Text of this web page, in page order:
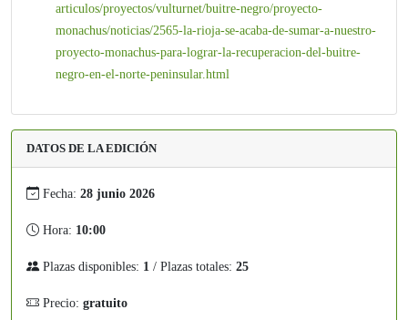
articulos/proyectos/vulturnet/buitre-negro/proyecto-
monachus/noticias/2565-la-rioja-se-acaba-de-sumar-a-nuestro-
proyecto-monachus-para-lograr-la-recuperacion-del-buitre-
negro-en-el-norte-peninsular.html
DATOS DE LA EDICIÓN
Fecha: 28 junio 2026
Hora: 10:00
Plazas disponibles: 1 / Plazas totales: 25
Precio: gratuito